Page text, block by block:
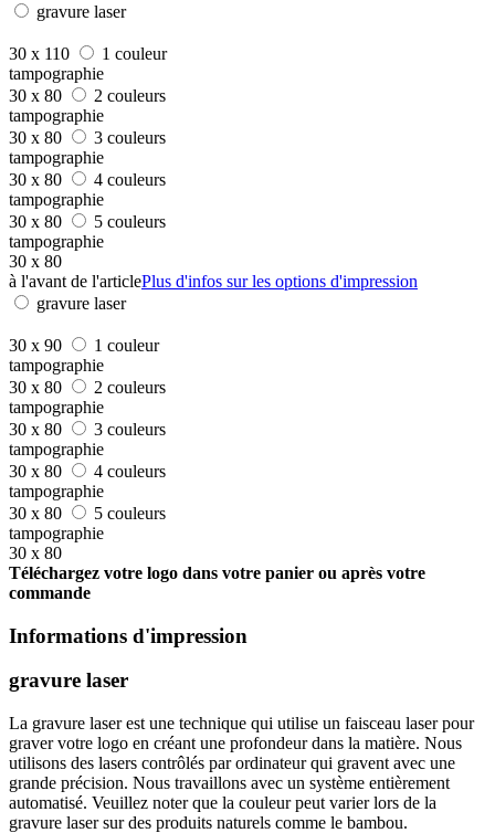
gravure laser
30 x 110
1 couleur
tampographie
30 x 80
2 couleurs
tampographie
30 x 80
3 couleurs
tampographie
30 x 80
4 couleurs
tampographie
30 x 80
5 couleurs
tampographie
30 x 80
à l'avant de l'articlePlus d'infos sur les options d'impression
gravure laser
30 x 90
1 couleur
tampographie
30 x 80
2 couleurs
tampographie
30 x 80
3 couleurs
tampographie
30 x 80
4 couleurs
tampographie
30 x 80
5 couleurs
tampographie
30 x 80
Téléchargez votre logo dans votre panier ou après votre
commande
Informations d'impression
gravure laser
La gravure laser est une technique qui utilise un faisceau laser pour
graver votre logo en créant une profondeur dans la matière. Nous
utilisons des lasers contrôlés par ordinateur qui gravent avec une
grande précision. Nous travaillons avec un système entièrement
automatisé. Veuillez noter que la couleur peut varier lors de la
gravure laser sur des produits naturels comme le bambou.